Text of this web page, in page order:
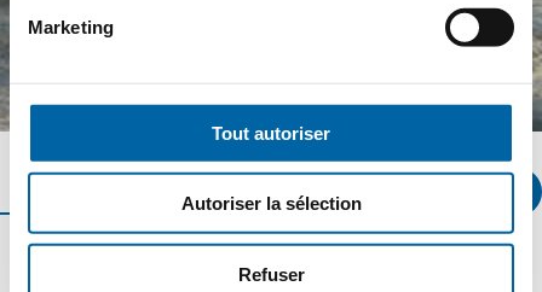
Marketing
Tout autoriser
Autoriser la sélection
Refuser